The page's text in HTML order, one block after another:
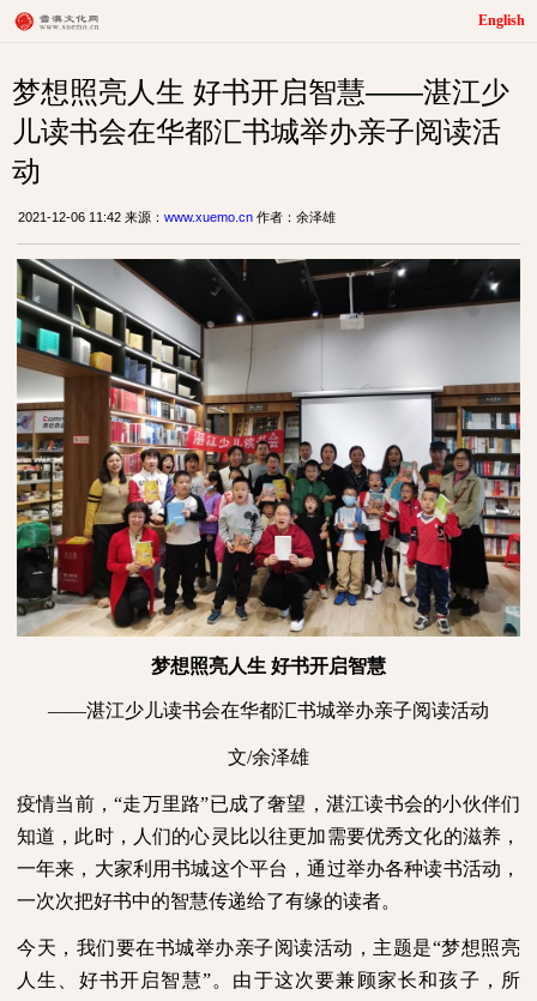
English
梦想照亮人生 好书开启智慧——湛江少
儿读书会在华都汇书城举办亲子阅读活
动
2021-12-06 11:42 来源： www.xuemo.cn 作者：余泽雄
梦想照亮人生 好书开启智慧
——湛江少儿读书会在华都汇书城举办亲子阅读活动
文/余泽雄
疫情当前，“走万里路”已成了奢望，湛江读书会的小伙伴们
知道，此时，人们的心灵比以往更加需要优秀文化的滋养，
一年来，大家利用书城这个平台，通过举办各种读书活动，
一次次把好书中的智慧传递给了有缘的读者。
今天，我们要在书城举办亲子阅读活动，主题是“梦想照亮
人生、好书开启智慧”。由于这次要兼顾家长和孩子，所